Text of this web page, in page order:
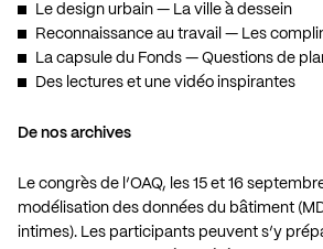
Le design urbain — La ville à dessein
Reconnaissance au travail — Les
La capsule du Fonds — Questions de
Des lectures et une vidéo inspirantes
De nos archives
Le congrès de l’OAQ, les 15 et 16
modélisation des données du bâtiment
intimes). Les participants peuvent s’y